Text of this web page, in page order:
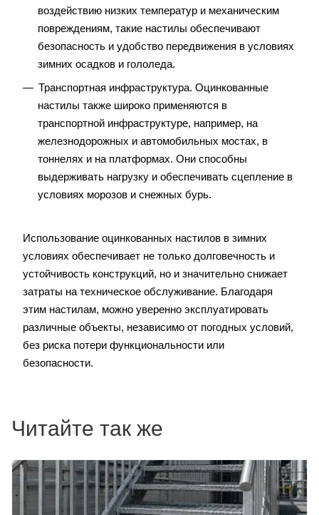
воздействию низких температур и механическим
повреждениям, такие настилы обеспечивают
безопасность и удобство передвижения в условиях
зимних осадков и гололеда.
Транспортная инфраструктура. Оцинкованные
настилы также широко применяются в
транспортной инфраструктуре, например, на
железнодорожных и автомобильных мостах, в
тоннелях и на платформах. Они способны
выдерживать нагрузку и обеспечивать сцепление в
условиях морозов и снежных бурь.
Использование оцинкованных настилов в зимних
условиях обеспечивает не только долговечность и
устойчивость конструкций, но и значительно снижает
затраты на техническое обслуживание. Благодаря
этим настилам, можно уверенно эксплуатировать
различные объекты, независимо от погодных условий,
без риска потери функциональности или
безопасности.
Читайте так же